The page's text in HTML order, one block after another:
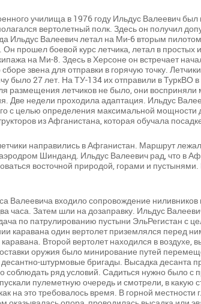
училища в 1976 году Ильдус Валеевич был
вертолетный полк. Здесь он получил
Ильдус Валеевич летал на Ми-6 вторым
Он прошел боевой курс летчика, летал в простых
на Ми-8. Здесь в Херсоне он встречает
звена для отправки в горячую точку.
было 27 лет. На ТУ-134 их отправили в ТуркВО
размещения летчиков не было, они
Две недели проходила адаптация. Ильдус
с целью определения максимальной мощности
из Афганистана, которая обучала
направились в Афганистан. Маршрут
Шинданд. Ильдус Валеевич рад, что в
восточной природой, горами и
Валеевича входило сопровождение
часа. Затем шли на дозаправку. Ильдус
по патрулированию пустыни ЭльРегистан с
каравана один вертолет приземлялся перед
Второй вертолет находился в
оружия было минирование путей
штурмовые бригады. Высадка десанта
ряд условий. Садиться нужно было с
пулеметную очередь и смотрели, в какую
на это требовалось время. В горной